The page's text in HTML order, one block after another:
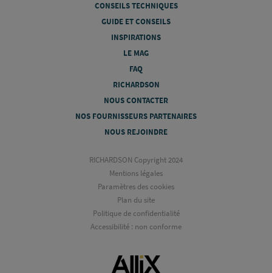
CONSEILS TECHNIQUES
GUIDE ET CONSEILS
INSPIRATIONS
LE MAG
FAQ
RICHARDSON
NOUS CONTACTER
NOS FOURNISSEURS PARTENAIRES
NOUS REJOINDRE
RICHARDSON Copyright 2024
Mentions légales
Paramètres des cookies
Plan du site
Politique de confidentialité
Accessibilité : non conforme